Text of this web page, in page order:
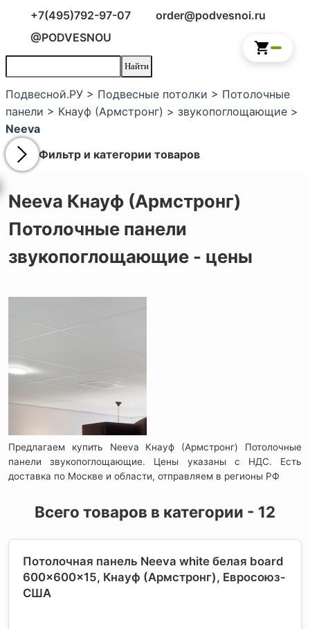
+7(495)792-97-07
order@podvesnoi.ru
@PODVESNOU
Подвесной.РУ > Подвесные потолки > Потолочные
панели > Кнауф (Армстронг) > звукопоглощающие >
Neeva
Фильтр и категории товаров
Neeva Кнауф (Армстронг)
Потолочные панели
звукопоглощающие - цены
Предлагаем купить Neeva Кнауф (Армстронг) Потолочные
панели звукопоглощающие. Цены указаны с НДС. Есть
доставка по Москве и области, отправляем в регионы РФ
Всего товаров в категории - 12
Потолочная панель Neeva white белая board
600x600x15, Кнауф (Армстронг), Евросоюз-
США